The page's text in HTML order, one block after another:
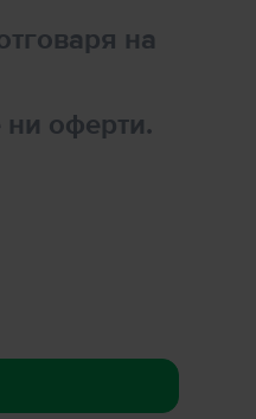
на
ни оферти.